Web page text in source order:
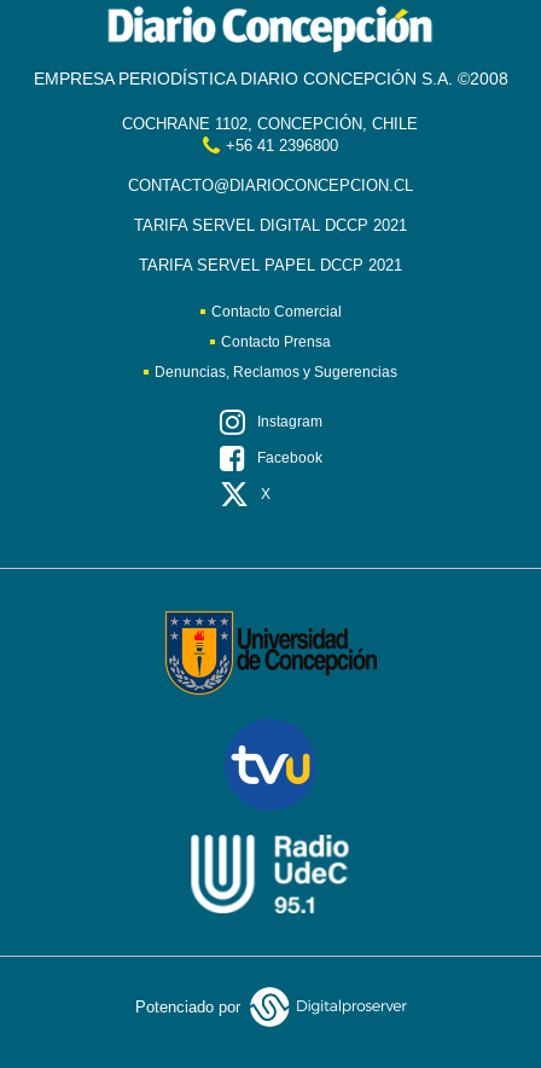
EMPRESA PERIODÍSTICA DIARIO CONCEPCIÓN S.A. ©2008
COCHRANE 1102, CONCEPCIÓN, CHILE
+56 41 2396800
CONTACTO@DIARIOCONCEPCION.CL
TARIFA SERVEL DIGITAL DCCP 2021
TARIFA SERVEL PAPEL DCCP 2021
Contacto Comercial
Contacto Prensa
Denuncias, Reclamos y Sugerencias
Instagram
Facebook
X
Potenciado por